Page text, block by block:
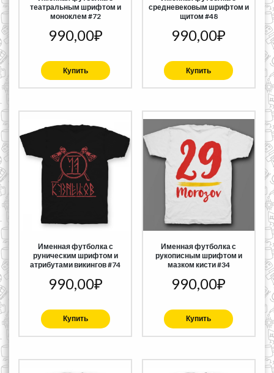
театральным шрифтом и
моноклем #72
990,00₽
Купить
средневековым шрифтом и
щитом #48
990,00₽
Купить
Именная футболка с
руническим шрифтом и
атрибутами викингов #74
990,00₽
Купить
Именная футболка с
рукописным шрифтом и
мазком кисти #34
990,00₽
Купить